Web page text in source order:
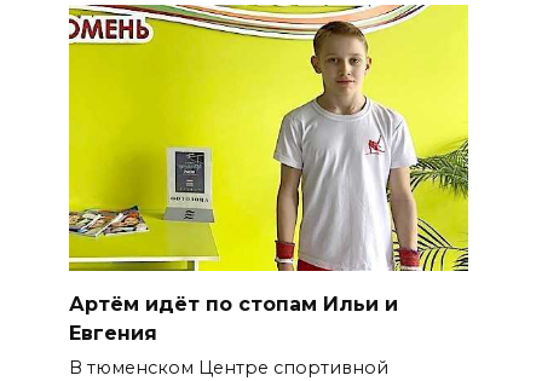
Артём идёт по стопам Ильи и
Евгения
В тюменском Центре спортивной